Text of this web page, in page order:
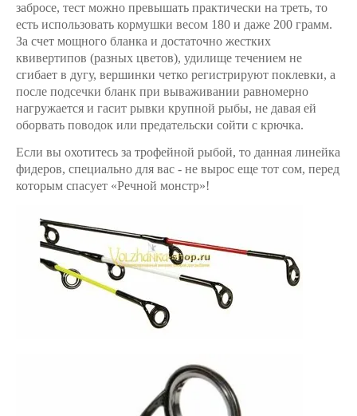
забросе, тест можно превышать практически на треть, то
есть использовать кормушки весом 180 и даже 200 грамм.
За счет мощного бланка и достаточно жестких
квивертипов (разных цветов), удилище течением не
сгибает в дугу, вершинки четко регистрируют поклевки, а
после подсечки бланк при вываживании равномерно
нагружается и гасит рывки крупной рыбы, не давая ей
оборвать поводок или предательски сойти с крючка.
Если вы охотитесь за трофейной рыбой, то данная линейка
фидеров, специально для вас - не вырос еще тот сом, перед
которым спасует «Речной монстр»!